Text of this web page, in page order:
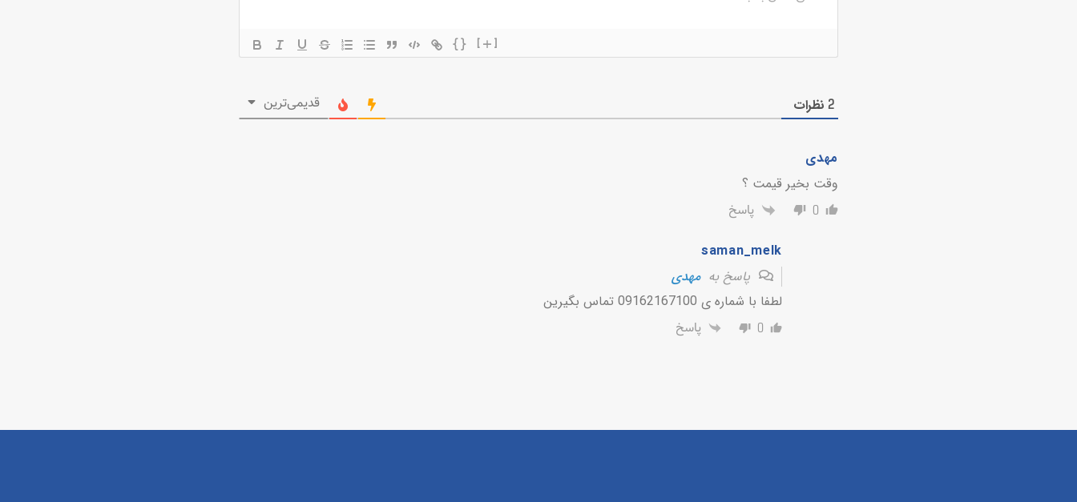
{} [+]
2 نظرات قدیمی‌ترین
مهدی
وقت بخیر قیمت ؟
0 پاسخ
saman_melk
پاسخ بهمهدی
لطفا با شماره ی 09162167100 تماس بگیرین
0 پاسخ